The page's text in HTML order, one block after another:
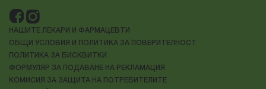
НАШИТЕ ЛЕКАРИ И ФАРМАЦЕВТИ
ОБЩИ УСЛОВИЯ И ПОЛИТИКА ЗА ПОВЕРИТЕЛНОСТ
ПОЛИТИКА ЗА БИСКВИТКИ
ФОРМУЛЯР ЗА ПОДАВАНЕ НА РЕКЛАМАЦИЯ
КОМИСИЯ ЗА ЗАЩИТА НА ПОТРЕБИТЕЛИТЕ